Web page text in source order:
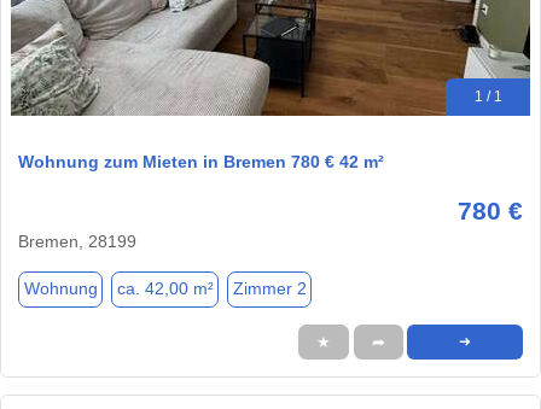
1 / 1
Wohnung zum Mieten in Bremen 780 € 42 m²
780 €
Bremen, 28199
Wohnung ca. 42,00 m² Zimmer 2
★ ➦ ➜